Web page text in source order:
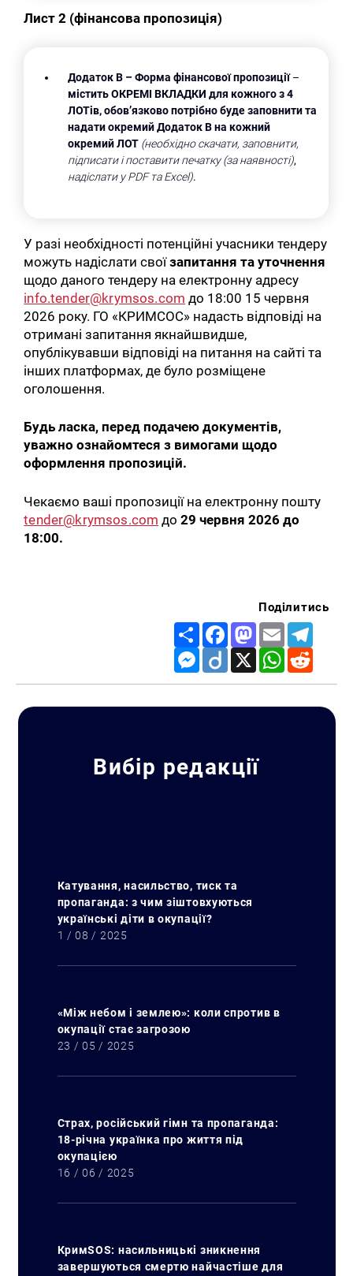
Пошук за запитом:
Лист 2 (фінансова пропозиція)
Додаток В – Форма фінансової пропозиції–
містить ОКРЕМІ ВКЛАДКИ для кожного з 4
ЛОТів, обов’язково потрібно буде заповнити та
надати окремий Додаток В на кожний
окремий ЛОТ (необхідно скачати, заповнити,
підписати і поставити печатку (за наявності),
надіслати у PDF та Excel).
У разі необхідності потенційні учасники тендеру
можуть надіслати своїзапитання та уточнення
щодо даного тендеру на електронну адресу
info.tender@krymsos.com до 18:00 15 червня
2026 року. ГО «КРИМСОС» надасть відповіді на
отримані запитання якнайшвидше,
опублікувавши відповіді на питання на сайті та
інших платформах, де було розміщене
оголошення.
Будь ласка, перед подачею документів,
уважно ознайомтеся з вимогами щодо
оформлення пропозицій.
Чекаємо ваші пропозиції на електронну пошту
tender@krymsos.com до29 червня 2026 до
18:00.
Поділитись
Share FacebookMastodon
Email
Messenger
Diigo X WhatsApp
Вибір редакції
Катування, насильство, тиск та
пропаганда: з чим зіштовхуються
українські діти в окупації?
1 / 08 / 2025
«Між небом і землею»: коли спротив в
окупації стає загрозою
23 / 05 / 2025
Страх, російський гімн та пропаганда:
18-річна українка про життя під
окупацією
16 / 06 / 2025
КримSOS: насильницькі зникнення
завершуються смертю найчастіше для